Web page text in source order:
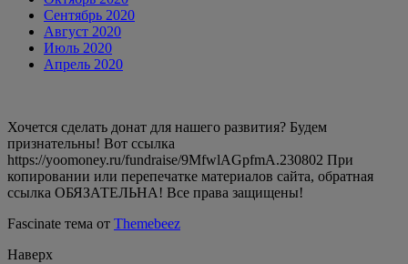
Сентябрь 2020
Август 2020
Июль 2020
Апрель 2020
Хочется сделать донат для нашего развития? Будем
признательны! Вот ссылка
https://yoomoney.ru/fundraise/9MfwlAGpfmA.230802 При
копировании или перепечатке материалов сайта, обратная
ссылка ОБЯЗАТЕЛЬНА! Все права защищены!
Fascinate тема от Themebeez
Наверх